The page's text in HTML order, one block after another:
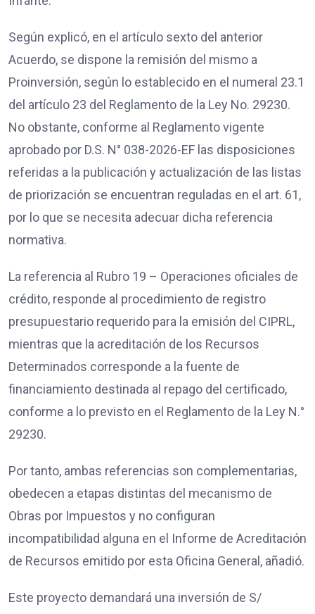
Según explicó, en el artículo sexto del anterior
Acuerdo, se dispone la remisión del mismo a
Proinversión, según lo establecido en el numeral 23.1
del artículo 23 del Reglamento de la Ley No. 29230.
No obstante, conforme al Reglamento vigente
aprobado por D.S. N° 038-2026-EF las disposiciones
referidas a la publicación y actualización de las listas
de priorización se encuentran reguladas en el art. 61,
por lo que se necesita adecuar dicha referencia
normativa.
La referencia al Rubro 19 – Operaciones oficiales de
crédito, responde al procedimiento de registro
presupuestario requerido para la emisión del CIPRL,
mientras que la acreditación de los Recursos
Determinados corresponde a la fuente de
financiamiento destinada al repago del certificado,
conforme a lo previsto en el Reglamento de la Ley N.°
29230.
Por tanto, ambas referencias son complementarias,
obedecen a etapas distintas del mecanismo de
Obras por Impuestos y no configuran
incompatibilidad alguna en el Informe de Acreditación
de Recursos emitido por esta Oficina General, añadió.
Este proyecto demandará una inversión de S/